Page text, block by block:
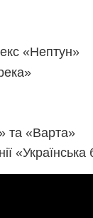
«Нептун»
та «Варта»
«Українська